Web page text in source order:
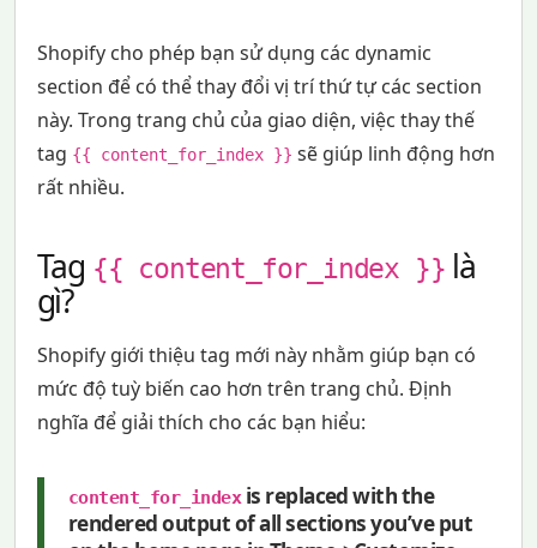
Shopify cho phép bạn sử dụng các dynamic
section để có thể thay đổi vị trí thứ tự các section
này. Trong trang chủ của giao diện, việc thay thế
tag {{ content_for_index }} sẽ giúp linh động hơn
rất nhiều.
Tag {{ content_for_index }} là
gì?
Shopify giới thiệu tag mới này nhằm giúp bạn có
mức độ tuỳ biến cao hơn trên trang chủ. Định
nghĩa để giải thích cho các bạn hiểu:
content_for_indexis replaced with the
rendered output of all sections you’ve put